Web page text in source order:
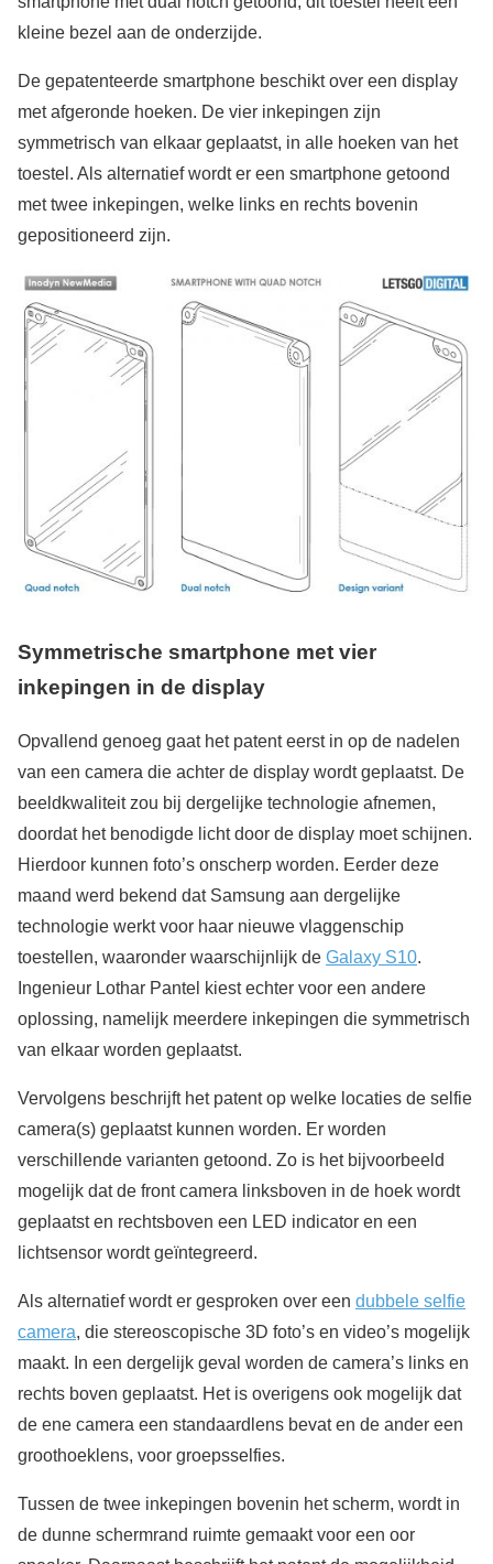
kleine bezel aan de onderzijde.
De gepatenteerde smartphone beschikt over een display
met afgeronde hoeken. De vier inkepingen zijn
symmetrisch van elkaar geplaatst, in alle hoeken van het
toestel. Als alternatief wordt er een smartphone getoond
met twee inkepingen, welke links en rechts bovenin
gepositioneerd zijn.
Symmetrische smartphone met vier
inkepingen in de display
Opvallend genoeg gaat het patent eerst in op de nadelen
van een camera die achter de display wordt geplaatst. De
beeldkwaliteit zou bij dergelijke technologie afnemen,
doordat het benodigde licht door de display moet schijnen.
Hierdoor kunnen foto’s onscherp worden. Eerder deze
maand werd bekend dat Samsung aan dergelijke
technologie werkt voor haar nieuwe vlaggenschip
toestellen, waaronder waarschijnlijk de Galaxy S10.
Ingenieur Lothar Pantel kiest echter voor een andere
oplossing, namelijk meerdere inkepingen die symmetrisch
van elkaar worden geplaatst.
Vervolgens beschrijft het patent op welke locaties de selfie
camera(s) geplaatst kunnen worden. Er worden
verschillende varianten getoond. Zo is het bijvoorbeeld
mogelijk dat de front camera linksboven in de hoek wordt
geplaatst en rechtsboven een LED indicator en een
lichtsensor wordt geïntegreerd.
Als alternatief wordt er gesproken over een dubbele selfie
camera, die stereoscopische 3D foto’s en video’s mogelijk
maakt. In een dergelijk geval worden de camera’s links en
rechts boven geplaatst. Het is overigens ook mogelijk dat
de ene camera een standaardlens bevat en de ander een
groothoeklens, voor groepsselfies.
Tussen de twee inkepingen bovenin het scherm, wordt in
de dunne schermrand ruimte gemaakt voor een oor